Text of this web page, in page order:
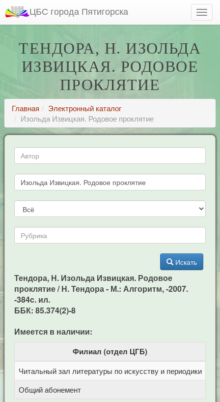
ЦБС города Пятигорска
ТЕНДОРА, Н. ИЗОЛЬДА
ИЗВИЦКАЯ. РОДОВОЕ
ПРОКЛЯТИЕ
Главная
Электронный каталог
Изольда Извицкая. Родовое проклятие
Искать
Тендора, Н. Изольда Извицкая. Родовое
проклятие / Н. Тендора - М.: Алгоритм, -2007.
-384c. ил.
ББК: 85.374(2)-8
Имеется в наличии:
Филиал (отдел ЦГБ)
Читальный зал литературы по искусству и периодики
Общий абонемент